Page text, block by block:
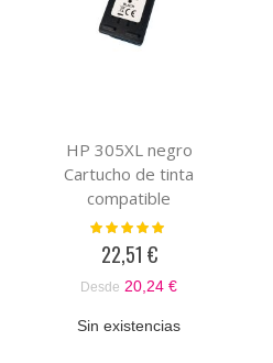
HP 305XL negro
Cartucho de tinta
compatible
Valoración:
22,51 €
Desde 20,24 €
Sin existencias